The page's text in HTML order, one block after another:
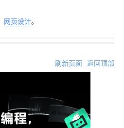
网页设计。
刷新页面 返回顶部